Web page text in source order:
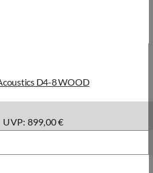
D4-8 WOOD
UVP: 899,00 €